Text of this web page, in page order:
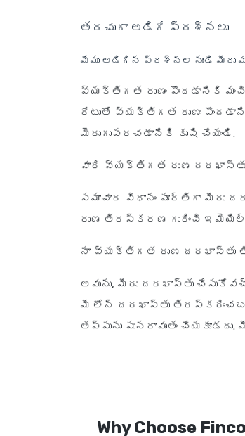
తరచుగా అడిగే ప్రశ్నలు
మేము అడిగిన ప్రశ్నల నుండి మీరు
వ్యక్తిగత రుణం పొందడానికి
రేటుతో వ్యక్తిగత రుణం
మెరుగుపరచడానికి కృషి చేయండి.
వారి వ్యక్తిగత రుణ దరఖాస్తు
సమాచార విధానం పూర్తిగా మీరు
రుణ తిరస్కరణ గురించి
నా వ్యక్తిగత రుణ దరఖాస్తు
అవును, మీరు దరఖాస్తు
మీ లోన్ దరఖాస్తు
తప్పును పునరావృతం
Why Choose